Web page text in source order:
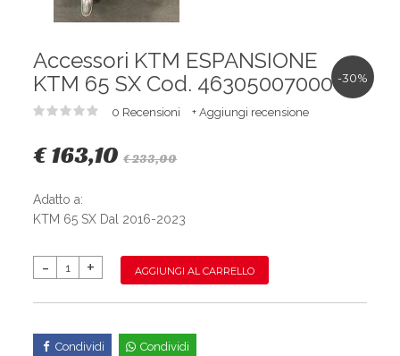
-30%
Accessori KTM ESPANSIONE
KTM 65 SX Cod. 463050070000
0 Recensioni + Aggiungi recensione
€ 163,10€ 233,00
Adatto a:
KTM 65 SX Dal 2016-2023
AGGIUNGI AL CARRELLO
Condividi Condividi